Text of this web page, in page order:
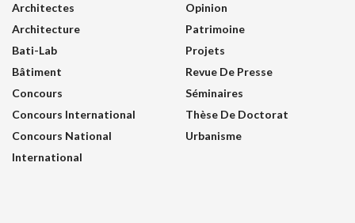
Architectes
Architecture
Bati-Lab
Bâtiment
Concours
Concours International
Concours National
International
Opinion
Patrimoine
Projets
Revue De Presse
Séminaires
Thèse De Doctorat
Urbanisme